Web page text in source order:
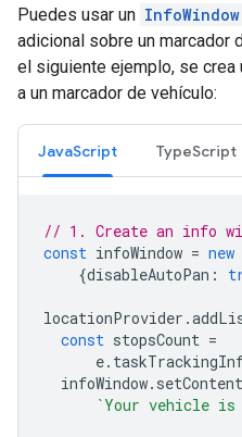
Puedes usar un InfoWindow
adicional sobre un marcador
el siguiente ejemplo, se crea
a un marcador de vehículo:
JavaScript TypeScript
// 1. Create an info
const infoWindow = new
{disableAutoPan :
locationProvider .
const stopsCount =
e.
infoWindow. setContent
`Your vehicle is